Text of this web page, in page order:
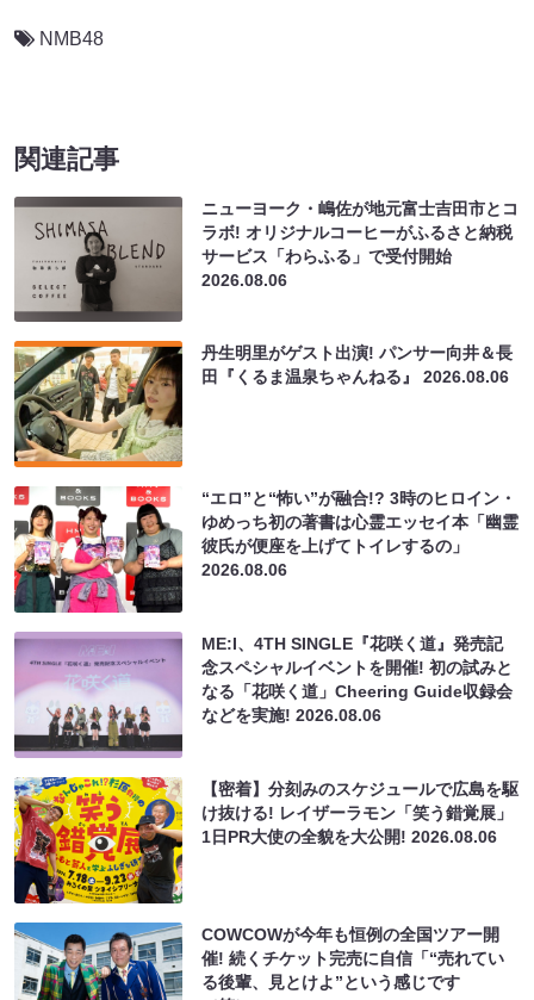
NMB48
関連記事
ニューヨーク・嶋佐が地元富士吉田市とコ
ラボ! オリジナルコーヒーがふるさと納税
サービス「わらふる」で受付開始
2026.08.06
丹生明里がゲスト出演! パンサー向井＆長
田『くるま温泉ちゃんねる』2026.08.06
“エロ”と“怖い”が融合!? 3時のヒロイン・
ゆめっち初の著書は心霊エッセイ本「幽霊
彼氏が便座を上げてトイレするの」
2026.08.06
ME:I、4TH SINGLE『花咲く道』発売記
念スペシャルイベントを開催! 初の試みと
なる「花咲く道」Cheering Guide収録会
などを実施!2026.08.06
【密着】分刻みのスケジュールで広島を駆
け抜ける! レイザーラモン「笑う錯覚展」
1日PR大使の全貌を大公開!2026.08.06
COWCOWが今年も恒例の全国ツアー開
催! 続くチケット完売に自信「“売れてい
る後輩、見とけよ”という感じです